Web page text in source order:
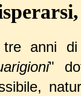
anni di
"